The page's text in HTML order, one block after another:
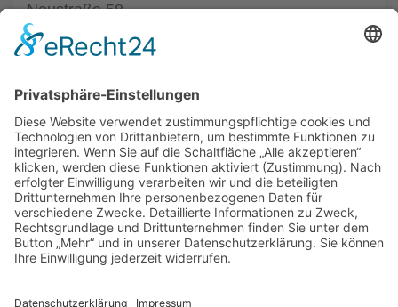
Neustraße 58
52066 Aachen
Tel.: +49 241 63342
ALLGEMEIN
FRISEURE